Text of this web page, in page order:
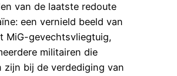
van de laatste redoute
een vernield beeld van
MiG-gevechtsvliegtuig,
militairen die
zijn bij de verdediging van